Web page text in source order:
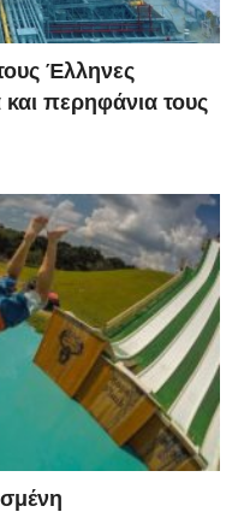
Έλληνες
και περηφάνια τους